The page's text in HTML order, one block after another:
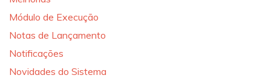
Módulo de Execução
Notas de Lançamento
Notificações
Novidades do Sistema